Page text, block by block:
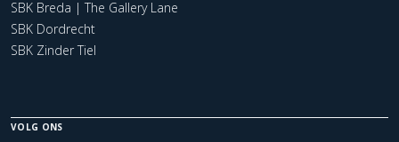
SBK Breda | The Gallery Lane
SBK Dordrecht
SBK Zinder Tiel
VOLG ONS